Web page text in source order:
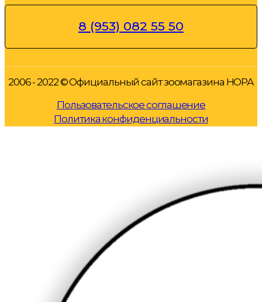
8 (953) 082 55 50
2006 - 2022 © Официальный сайт зоомагазина НОРА
Пользовательское соглашение
Политика конфиденциальности